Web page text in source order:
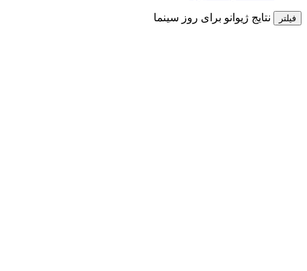
فیلتر نتایج ژیوانو برای روز سینما